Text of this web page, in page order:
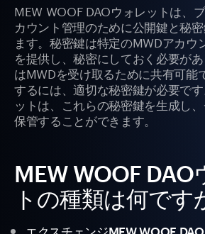
MEW WOOF DAOウォレットは、
カウント管理のために公開鍵と秘
ます。秘密鍵は特定のMWDアカウ
を提供し、秘密にしておく必要が
はMWDを受け取るために共有可能
するには、適切な秘密鍵が必要で
ットは、これらの秘密鍵を生成し
保管することができます。
MEW WOOF DAO
トの種類は何です